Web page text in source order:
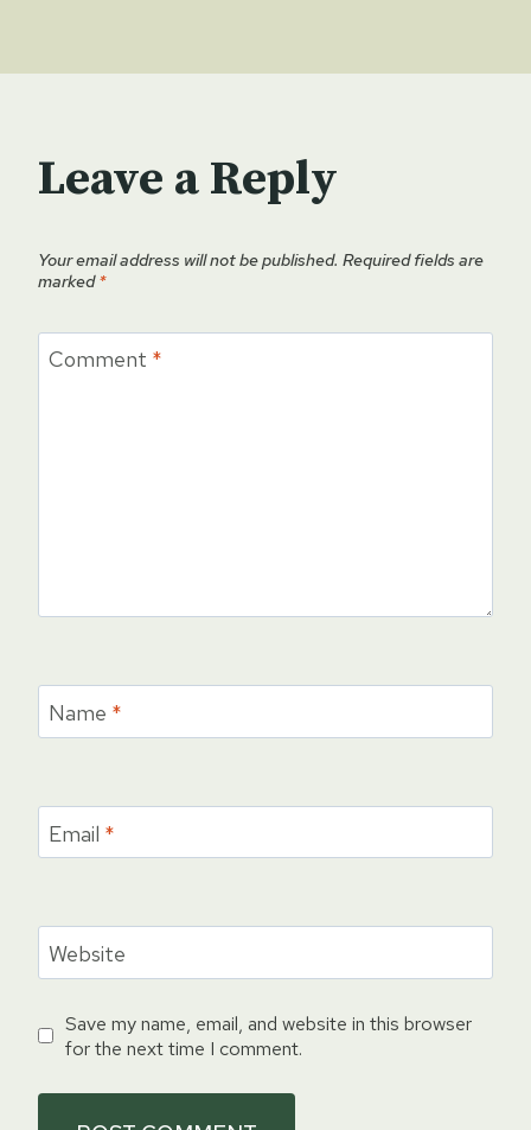
Leave a Reply
Your email address will not be published. Required fields are
marked*
Comment *
Name *
Email *
Website
Save my name, email, and website in this browser
for the next time I comment.